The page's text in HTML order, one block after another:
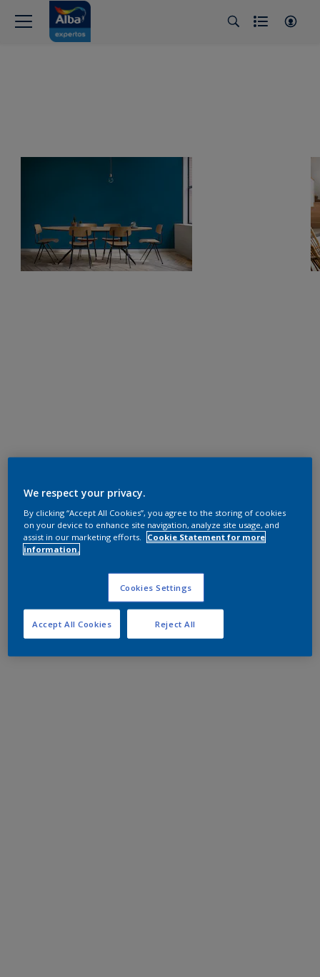
We respect your privacy.
By clicking “Accept All Cookies”, you agree to the storing of cookies
on your device to enhance site navigation, analyze site usage, and
assist in our marketing efforts.
Cookie Statement for more
information.
Cookies Settings
Reject All
Accept All Cookies